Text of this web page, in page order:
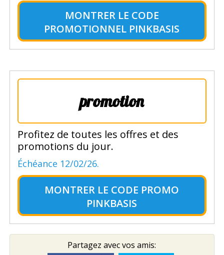
MONTRER LE CODE
PROMOTIONNEL PINKBASIS
promotion
Profitez de toutes les offres et des
promotions du jour.
Échéance 12/02/26.
MONTRER LE CODE PROMO
PINKBASIS
Partagez avec vos amis: